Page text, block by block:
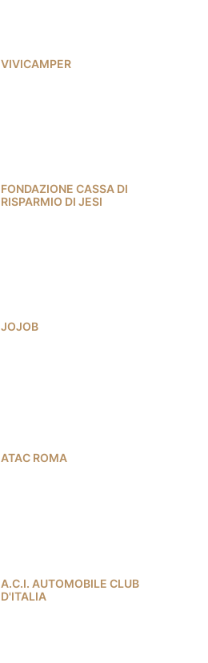
VIVICAMPER
FONDAZIONE CASSA DI
RISPARMIO DI JESI
JOJOB
ATAC ROMA
A.C.I. AUTOMOBILE CLUB
D'ITALIA